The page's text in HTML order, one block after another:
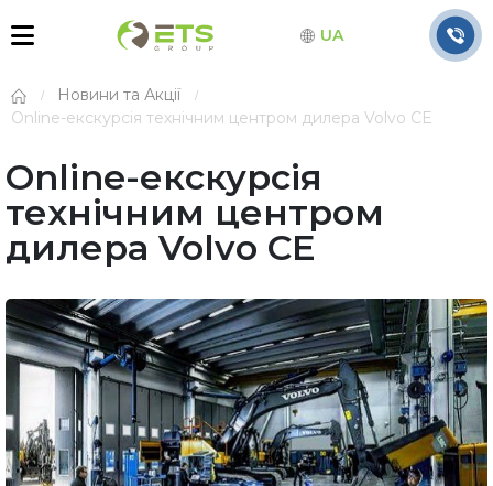
UA
Новини та Акції
Online-екскурсія технічним центром дилера Volvo CE
Online-екскурсія
технічним центром
дилера Volvo CE